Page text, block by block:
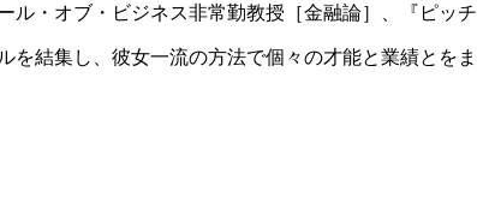
・オブ・ビジネス非常勤教授［金融論］、『ピッ
を結集し、彼女一流の方法で個々の才能と業績と